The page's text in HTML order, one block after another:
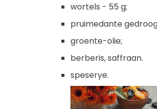
wortels - 55 g;
pruimedante
groente-olie;
berberis, saffraan.
speserye.